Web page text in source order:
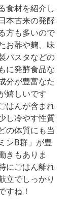
食材を紹介し
本古来の発酵
方も多いので
お酢や麹、味
パスタなどの
に発酵食品な
分が豊富なた
嬉しいです
はんが含まれ
し冷やす性質
の体質にも当
ンB群」が豊
きもありま
にごはん離れ
立でしっかり
すね！